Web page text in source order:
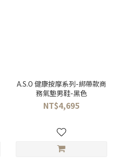
A.S.O 健康按摩系列-綁帶款商
務氣墊男鞋-黑色
NT$4,695